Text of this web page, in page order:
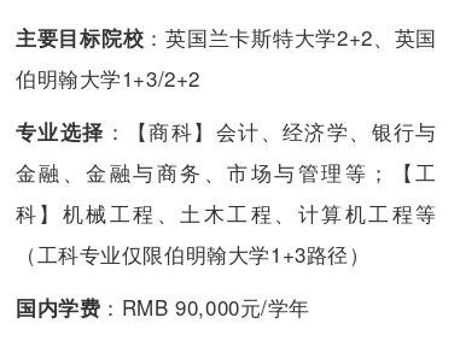
主要目标院校 ：英国兰卡斯特大学2+2、英国
伯明翰大学1+3/2+2
专业选择 ：【商科】会计、经济学、银行与
金融、金融与商务、市场与管理等；【工
科】机械工程、土木工程、计算机工程等
（工科专业仅限伯明翰大学1+3路径）
国内学费 ：RMB 90,000元/学年